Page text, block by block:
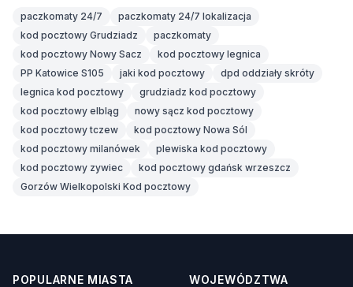
paczkomaty 24/7
paczkomaty 24/7 lokalizacja
kod pocztowy Grudziadz
paczkomaty
kod pocztowy Nowy Sacz
kod pocztowy legnica
PP Katowice S105
jaki kod pocztowy
dpd oddziały skróty
legnica kod pocztowy
grudziadz kod pocztowy
kod pocztowy elbląg
nowy sącz kod pocztowy
kod pocztowy tczew
kod pocztowy Nowa Sól
kod pocztowy milanówek
plewiska kod pocztowy
kod pocztowy zywiec
kod pocztowy gdańsk wrzeszcz
Gorzów Wielkopolski Kod pocztowy
POPULARNE MIASTA WOJEWÓDZTWA